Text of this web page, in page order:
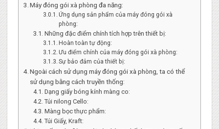
Máy đóng gói xà phòng đa năng:
Ứng dụng sản phẩm của máy đóng gói xà
phòng:
Những đặc điểm chính tích hợp trên thiết bị:
Hoàn toàn tự động:
Ưu điểm chính của máy đóng gói xà phòng:
Sự bảo đảm của thiết bị:
Ngoài cách sử dụng máy đóng gói xà phòng, ta có thể
sử dụng bằng cách truyền thống:
Dạng giấy bóng kính màng co:
Túi nilong Cello:
Màng bọc thực phẩm:
Túi Giấy, Kraft: